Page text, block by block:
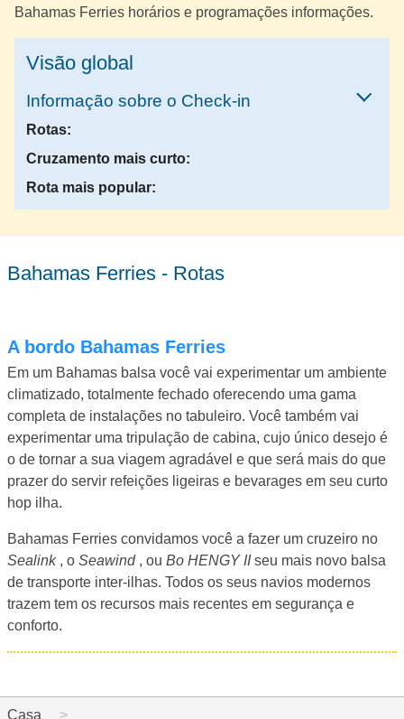
Bahamas Ferries horários e programações informações.
visão global
Informação sobre o Check-in
Rotas:
Cruzamento mais curto:
Rota mais popular:
Bahamas Ferries - Rotas
A bordo Bahamas Ferries
Em um Bahamas balsa você vai experimentar um ambiente
climatizado, totalmente fechado oferecendo uma gama
completa de instalações no tabuleiro. Você também vai
experimentar uma tripulação de cabina, cujo único desejo é
o de tornar a sua viagem agradável e que será mais do que
prazer do servir refeições ligeiras e bevarages em seu curto
hop ilha.
Bahamas Ferries convidamos você a fazer um cruzeiro no
Sealink , o Seawind , ou Bo HENGY IIseu mais novo balsa
de transporte inter-ilhas. Todos os seus navios modernos
trazem tem os recursos mais recentes em segurança e
conforto.
Casa